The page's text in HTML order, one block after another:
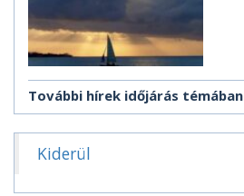
További hírek időjárás témában
Kiderül